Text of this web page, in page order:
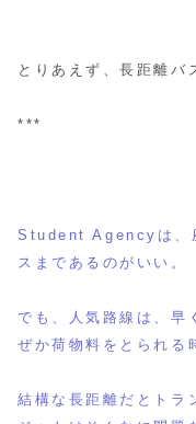
とりあえず、長距離バ
***
Student Agencyは、
スまであるのがいい。
でも、人気路線は、早
ぜか荷物料をとられる
結構な長距離だとトラ